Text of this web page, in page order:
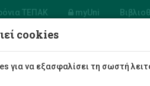
ΤΕΠΑΚ myUni
cookies
για να εξασφαλίσει τη σωστή